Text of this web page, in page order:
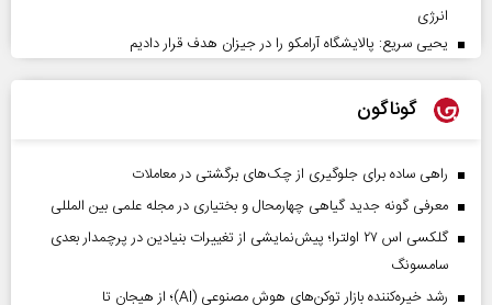
انرژی
یحیی سریع: پالایشگاه آرامکو را در جیزان هدف قرار دادیم
گوناگون
راهی ساده برای جلوگیری از چک‌های برگشتی در معاملات
معرفی گونه جدید گیاهی چهارمحال و بختیاری در مجله علمی بین المللی
گلکسی اس ۲۷ اولترا؛ پیش‌نمایشی از تغییرات بنیادین در پرچمدار بعدی
سامسونگ
رشد خیره‌کننده بازار توکن‌های هوش مصنوعی (AI)؛ از هیجان تا